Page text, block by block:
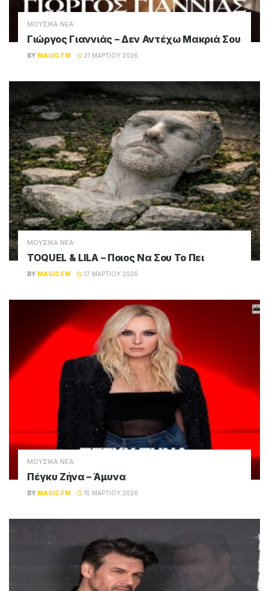
ΜΟΥΣΙΚΑ ΝΕΑ
Γιώργος Γιαννιάς – Δεν Αντέχω Μακριά Σου
BY MAGIC FM 21 ΜΑΡΤΊΟΥ 2026
ΜΟΥΣΙΚΑ ΝΕΑ
TOQUEL & LILA – Ποιος Να Σου Το Πει
BY MAGIC FM 17 ΜΑΡΤΊΟΥ 2026
ΜΟΥΣΙΚΑ ΝΕΑ
Πέγκυ Ζήνα – Άμυνα
BY MAGIC FM 15 ΜΑΡΤΊΟΥ 2026